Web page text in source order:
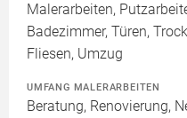
Malerarbeiten,
Badezimmer, Türen,
Fliesen, Umzug
UMFANG MALERARBEITEN
Beratung, Renovierung,